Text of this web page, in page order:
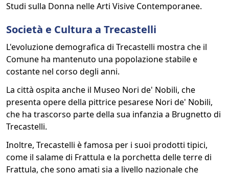
Studi sulla Donna nelle Arti Visive Contemporanee.
Società e Cultura a Trecastelli
L'evoluzione demografica di Trecastelli mostra che il
Comune ha mantenuto una popolazione stabile e
costante nel corso degli anni.
La città ospita anche il Museo Nori de' Nobili, che
presenta opere della pittrice pesarese Nori de' Nobili,
che ha trascorso parte della sua infanzia a Brugnetto di
Trecastelli.
Inoltre, Trecastelli è famosa per i suoi prodotti tipici,
come il salame di Frattula e la porchetta delle terre di
Frattula, che sono amati sia a livello nazionale che